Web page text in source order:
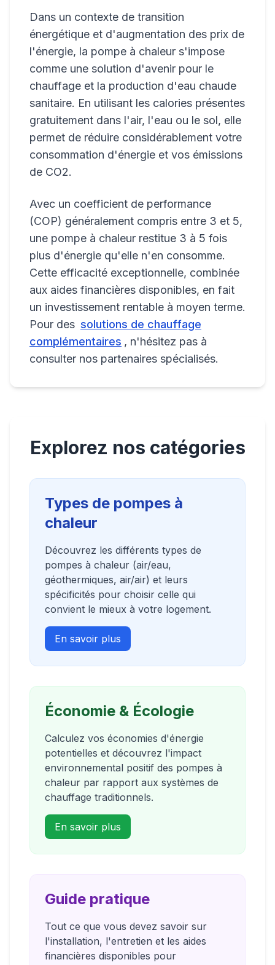
Dans un contexte de transition
énergétique et d'augmentation des prix de
l'énergie, la pompe à chaleur s'impose
comme une solution d'avenir pour le
chauffage et la production d'eau chaude
sanitaire. En utilisant les calories présentes
gratuitement dans l'air, l'eau ou le sol, elle
permet de réduire considérablement votre
consommation d'énergie et vos émissions
de CO2.
Avec un coefficient de performance
(COP) généralement compris entre 3 et 5,
une pompe à chaleur restitue 3 à 5 fois
plus d'énergie qu'elle n'en consomme.
Cette efficacité exceptionnelle, combinée
aux aides financières disponibles, en fait
un investissement rentable à moyen terme.
Pour des solutions de chauffage
complémentaires , n'hésitez pas à
consulter nos partenaires spécialisés.
Explorez nos catégories
Types de pompes à
chaleur
Découvrez les différents types de
pompes à chaleur (air/eau,
géothermiques, air/air) et leurs
spécificités pour choisir celle qui
convient le mieux à votre logement.
En savoir plus
Économie & Écologie
Calculez vos économies d'énergie
potentielles et découvrez l'impact
environnemental positif des pompes à
chaleur par rapport aux systèmes de
chauffage traditionnels.
En savoir plus
Guide pratique
Tout ce que vous devez savoir sur
l'installation, l'entretien et les aides
financières disponibles pour